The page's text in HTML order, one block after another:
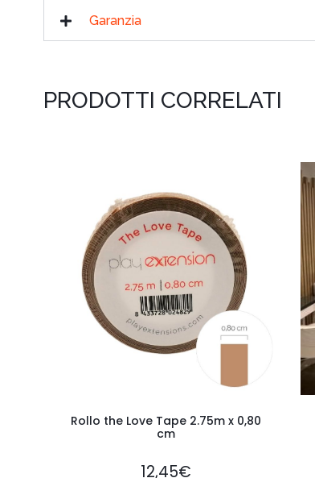
Garanzia
PRODOTTI CORRELATI
Rollo the Love Tape 2.75m x 0,80
cm
12,45€